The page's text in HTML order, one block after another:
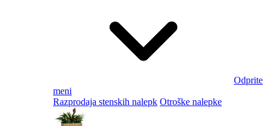
Odprite
meni
Razprodaja stenskih nalepk Otroške nalepke